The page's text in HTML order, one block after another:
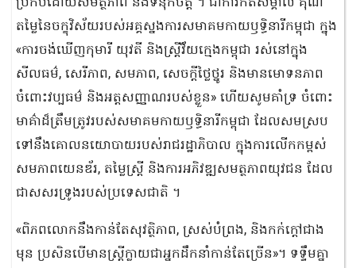
តម្លៃនៃចក្ខុវិស័យរបស់អគ្គស្នងការសមាគមកាយឫទ្ធិនារីកម្ពុជា ក្នុង
«ការចង់ឃើញកុមារី យុវតី និងស្ត្រីវ័៏យក្មេងកម្ពុជា រស់នៅក្នុង
សីលធម៌, សេរីភាព, សមភាព, សេចក្ដីថ្លៃថ្នូរ និងមានមោទនភាព
ចំពោះវប្បធម៌ និងអត្តសញ្ញាណរបស់ខ្លួន» ហើយសូមគាំទ្រ ចំពោះ
មាគ៌ាដ៏ត្រឹមត្រូវរបស់សមាគមកាយឫទ្ធិនារីកម្ពុជា ដែលសមស្រប
ទៅនឹងគោលនយោបាយរបស់រាជរដ្ឋាភិបាល ក្នុងការលើកកម្ពស់
សមភាពយេនឌ័រ, តម្លៃស្ត្រី និងការអភិវឌ្ឍសមត្ថភាពយុវជន ដែល
ជាសសរទ្រូងរបស់ប្រទេសជាតិ ។
«ពិភពលោកនឹងកាន់តែសុវត្ថិភាព, ស្រស់បំព្រង, និងកក់ក្តៅជាង
មុន ប្រសិនបើមានស្ត្រីក្លាយជាអ្នកដឹកនាំកាន់តែច្រើន»។ ទទ្ទឹមគ្នា